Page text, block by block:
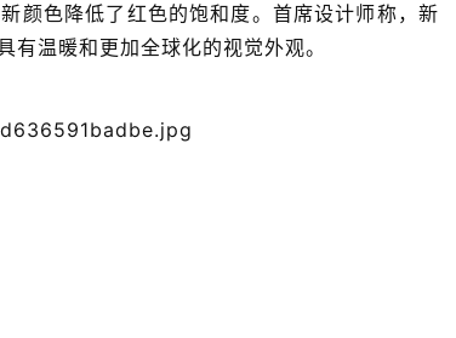
颜色降低了红色的饱和度。首席设计师称，新
温暖和更加全球化的视觉外观。